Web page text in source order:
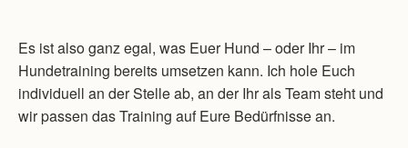
Es ist also ganz egal, was Euer Hund – oder Ihr – im
Hundetraining bereits umsetzen kann. Ich hole Euch
individuell an der Stelle ab, an der Ihr als Team steht und
wir passen das Training auf Eure Bedürfnisse an.